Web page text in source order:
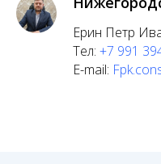
Ерин Петр
Тел: +7 991
E-mail: